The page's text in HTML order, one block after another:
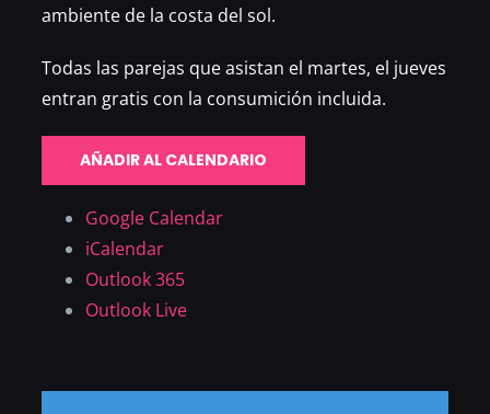
ambiente de la costa del sol.
Todas las parejas que asistan el martes, el jueves
entran gratis con la consumición incluida.
AÑADIR AL CALENDARIO
Google Calendar
iCalendar
Outlook 365
Outlook Live